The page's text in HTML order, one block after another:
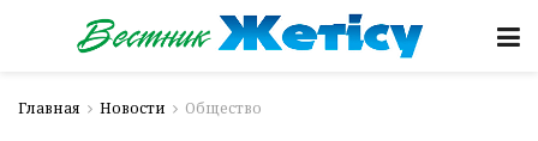
Главная Новости Общество